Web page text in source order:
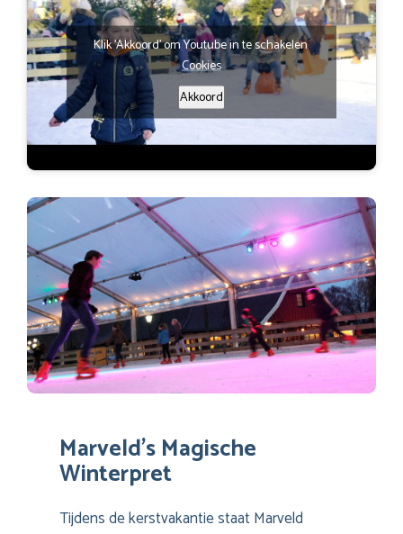
Klik 'Akkoord' om Youtube in te schakelen
Cookies
Akkoord
Marveld’s Magische
Winterpret
Tijdens de kerstvakantie staat Marveld